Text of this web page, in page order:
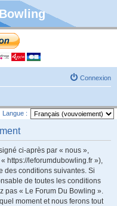
Connexion
Langue :
ci-après par « nous »,
https://leforumdubowling.fr »),
des conditions suivantes. Si
de toutes les conditions
pas « Le Forum Du Bowling ».
moment et nous ferons tout